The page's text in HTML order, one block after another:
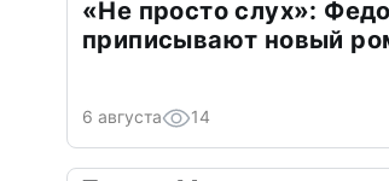
«Не просто слух»:
приписывают новый
6 августа 14